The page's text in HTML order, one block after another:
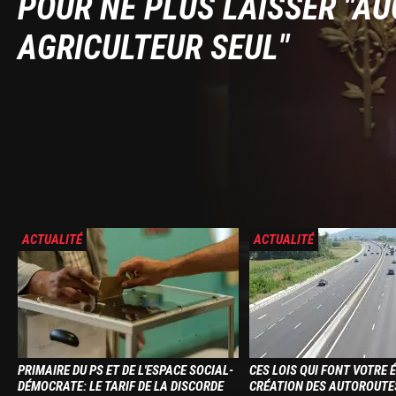
POUR NE PLUS LAISSER
AGRICULTEUR SEUL"
Image
ACTUALITÉ
PRIMAIRE DU PS ET DE L'ESPACE SOCIAL-
DÉMOCRATE: LE TARIF DE LA DISCORDE
Image
ACTUALITÉ
CES LOIS QUI FONT VOTRE
CRÉATION DES